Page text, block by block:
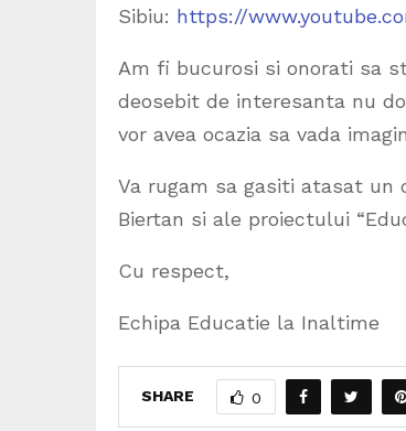
Sibiu: https://
Am fi bucurosi si onorati sa
deosebit de interesanta nu
vor avea ocazia sa vada
Va rugam sa gasiti atasat
Biertan si ale proiectului
Cu respect,
Echipa Educatie la Inaltime
SHARE 0